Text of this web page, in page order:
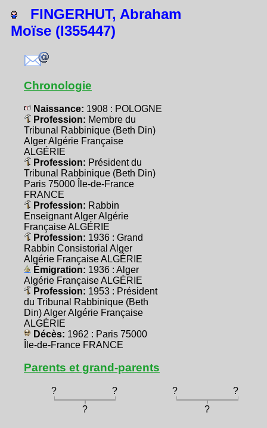
FINGERHUT, Abraham
Moïse (I355447)
Chronologie
Naissance: 1908 : POLOGNE
Profession: Membre du
Tribunal Rabbinique (Beth Din)
Alger Algérie Française
ALGÉRIE
Profession: Président du
Tribunal Rabbinique (Beth Din)
Paris 75000 Île-de-France
FRANCE
Profession: Rabbin
Enseignant Alger Algérie
Française ALGÉRIE
Profession: 1936 : Grand
Rabbin Consistorial Alger
Algérie Française ALGÉRIE
Émigration: 1936 : Alger
Algérie Française ALGÉRIE
Profession: 1953 : Président
du Tribunal Rabbinique (Beth
Din) Alger Algérie Française
ALGÉRIE
Décès: 1962 : Paris 75000
Île-de-France FRANCE
Parents et grand-parents
? ? ?
?
?
?